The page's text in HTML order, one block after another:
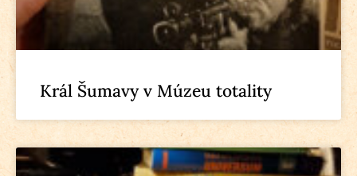
Král Šumavy v Múzeu totality